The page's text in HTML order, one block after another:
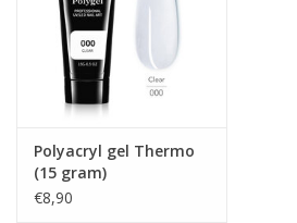
Polyacryl gel Thermo
(15 gram)
€8,90